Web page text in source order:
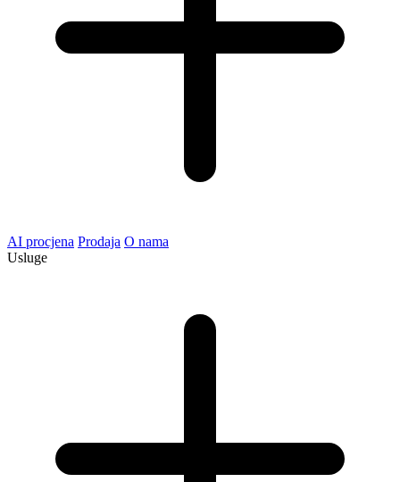
AI procjena Prodaja O nama
Usluge